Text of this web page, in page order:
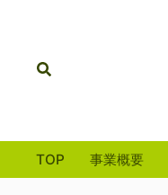
キ
検
索
TOP 事業概要